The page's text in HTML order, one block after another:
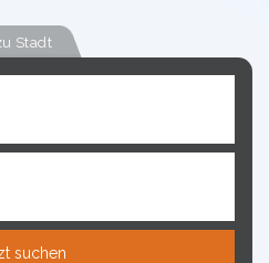
Stadt
suchen